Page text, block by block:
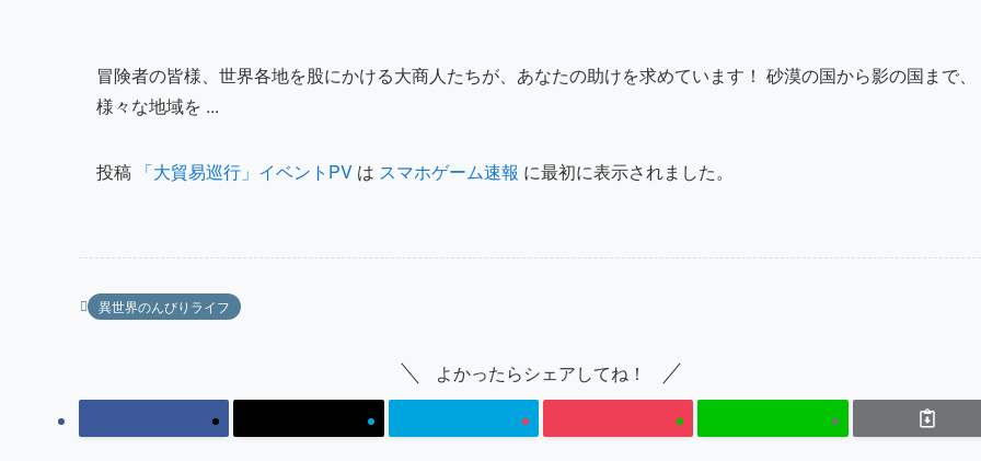
冒険者の皆様、世界各地を股にかける大商人たちが、あなたの助けを求めています！ 砂漠の国から影の国まで、
様々な地域を ...
投稿 「大貿易巡行」イベントPV は スマホゲーム速報 に最初に表示されました。
異世界のんびりライフ
よかったらシェアしてね！